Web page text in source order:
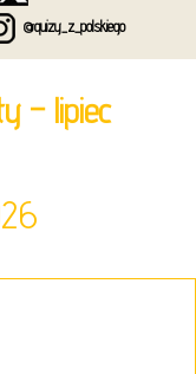
@quizy_z_polskiego
– lipiec